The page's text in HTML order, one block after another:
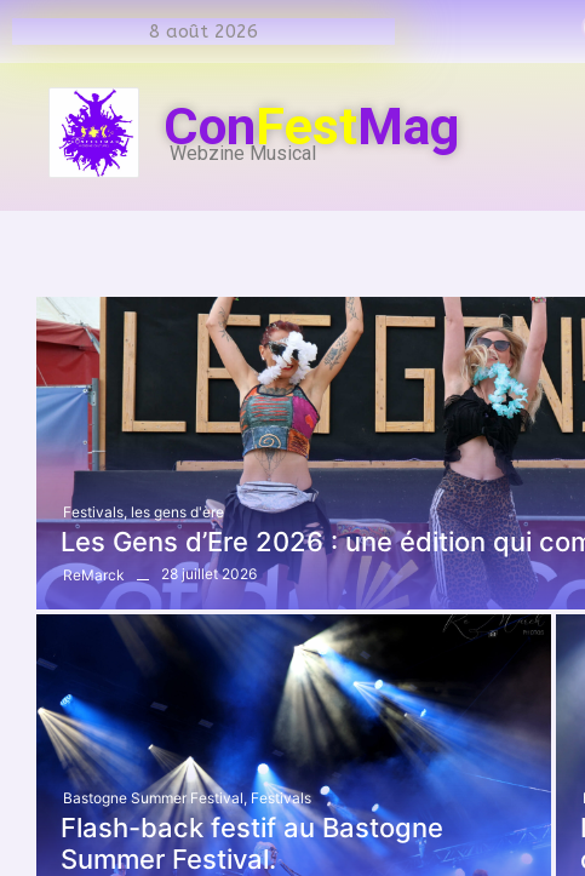
8 août 2026
ConFestMag
Webzine Musical
Festivals, les gens d'ère
Les Gens d’Ere 2026 : une édition qui
ReMarck 28 juillet 2026
Bastogne Summer Festival, Festivals
Flash-back festif au Bastogne
Summer Festival.